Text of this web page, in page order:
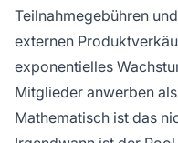
Teilnahmegebühren
externen
exponentielles
Mitglieder anwerben
Mathematisch ist das